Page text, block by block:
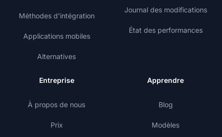
Méthodes d'intégration
Applications mobiles
Alternatives
Journal des modifications
État des performances
Entreprise
À propos de nous
Prix
Apprendre
Blog
Modèles